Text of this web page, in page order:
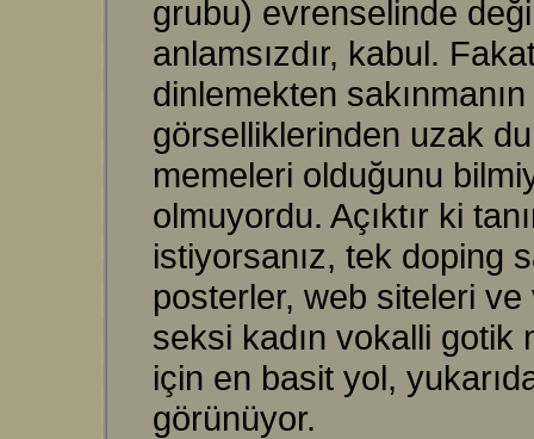
grubu) evrenselinde
anlamsızdır, kabul.
dinlemekten
görselliklerinden uzak
memeleri olduğunu
olmuyordu. Açıktır ki
istiyorsanız, tek doping
posterler, web siteleri
seksi kadın vokalli gotik
için en basit yol,
görünüyor.